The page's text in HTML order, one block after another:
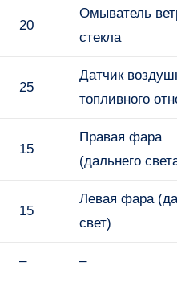
20
Омыватель
стекла
25
Датчик
топливного
15
Правая фара
(дальнего света)
15
Левая фара
свет)
– –